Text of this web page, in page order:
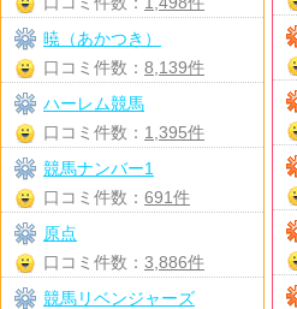
暁（あかつき）
口コミ件数： 8,139件
ハーレム競馬
口コミ件数： 1,395件
競馬ナンバー1
口コミ件数： 691件
原点
口コミ件数： 3,886件
競馬リベンジャーズ